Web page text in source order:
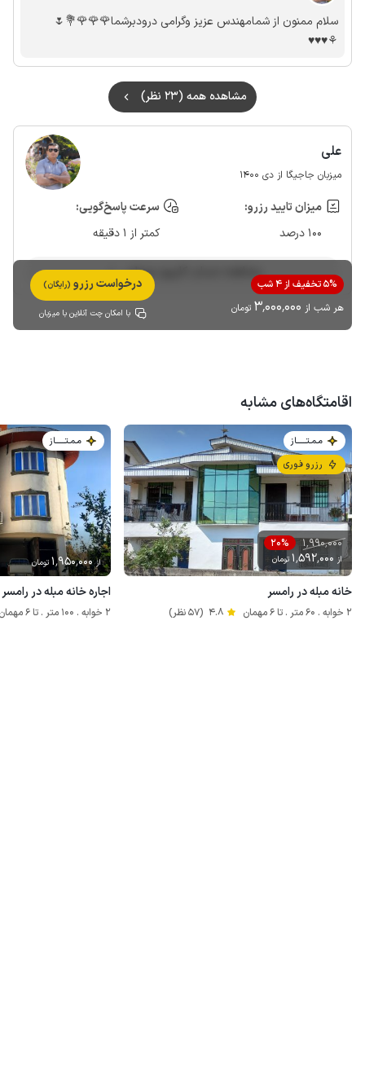
سلام ممنون از شمامهندس عزیز وگرامی درودبرشما🌹🌹🌹💐🌷
⚘️♥️♥️♥️
مشاهده همه (23 نظر)
علی
میزبان جاجیگا از دی 1400
میزان تایید رزرو:
100 درصد
سرعت پاسخ‌گویی:
کمتر از 1 دقیقه
مشاهده حساب کاربری میزبان
5% تخفیف از 4 شب
هر شب از 3٬000٬000 تومان
درخواست رزرو (رایگان)
با امکان چت آنلاین با میزبان
اقامتگاه‌های مشابه
مـمـتــــــاز
رزرو فوری
1٬990٬000 20%
از 1٬592٬000 تومان
خانه مبله در رامسر
2 خوابه . 60 متر . تا 6 مهمان 4.8 (57 نظر)
مـمـتــــــاز
از 1٬950٬000 تومان
اجاره خانه مبله در رامسر
2 خوابه . 100 متر . تا 6 مهمان